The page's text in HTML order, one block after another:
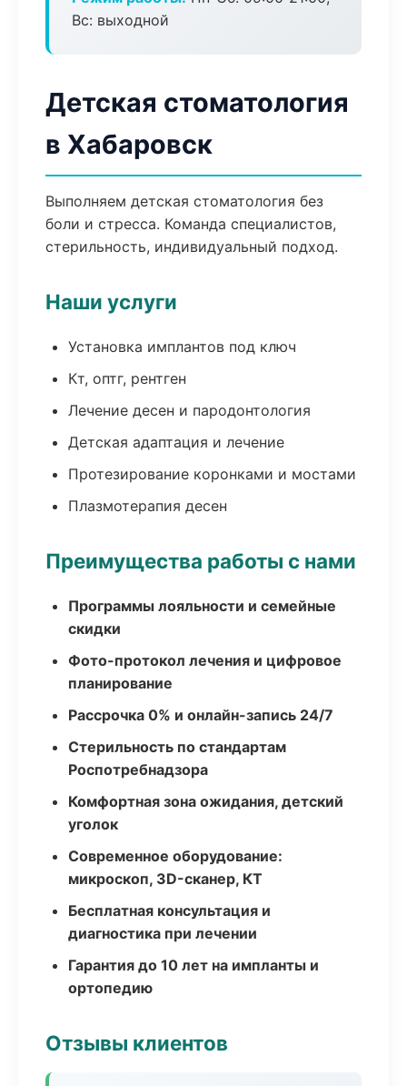
Вс: выходной
Детская стоматология
в Хабаровск
Выполняем детская стоматология без
боли и стресса. Команда специалистов,
стерильность, индивидуальный подход.
Наши услуги
Установка имплантов под ключ
Кт, оптг, рентген
Лечение десен и пародонтология
Детская адаптация и лечение
Протезирование коронками и мостами
Плазмотерапия десен
Преимущества работы с нами
Программы лояльности и семейные
скидки
Фото-протокол лечения и цифровое
планирование
Рассрочка 0% и онлайн-запись 24/7
Стерильность по стандартам
Роспотребнадзора
Комфортная зона ожидания, детский
уголок
Современное оборудование:
микроскоп, 3D-сканер, КТ
Бесплатная консультация и
диагностика при лечении
Гарантия до 10 лет на импланты и
ортопедию
Отзывы клиентов